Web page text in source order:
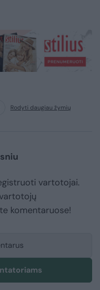
Rodyti daugiau žymių
vartotojai.
komentaruose!